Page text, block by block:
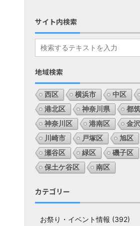
サイト内検索
地域検索
西区 横浜市 中区
港北区
神奈川県
都
神奈川区
港南区
金
川崎市
戸塚区 旭区
瀬谷区
緑区 磯子区
保土ケ谷区
南区
カテゴリー
お祭り・イベント情報 (392)